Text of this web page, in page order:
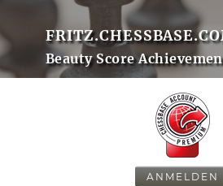
Beauty Score
ANMELDEN